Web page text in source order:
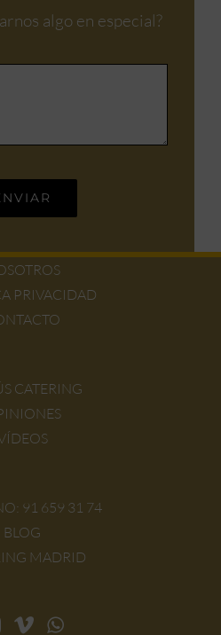
algo en especial?
PRIVACIDAD
CATERING
91 659 31 74
BLOG
MADRID